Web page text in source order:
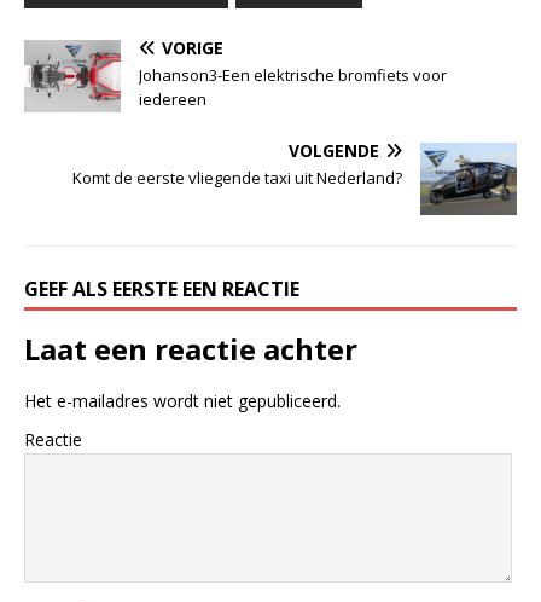
VORIGE
Johanson3-Een elektrische bromfiets voor
iedereen
VOLGENDE
Komt de eerste vliegende taxi uit Nederland?
GEEF ALS EERSTE EEN REACTIE
Laat een reactie achter
Het e-mailadres wordt niet gepubliceerd.
Reactie